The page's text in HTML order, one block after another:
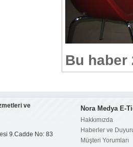
Bu haber
ve
9.Cadde No: 83
Nora Medya E-
Hakkımızda
Haberler ve
Müşteri Yorumları